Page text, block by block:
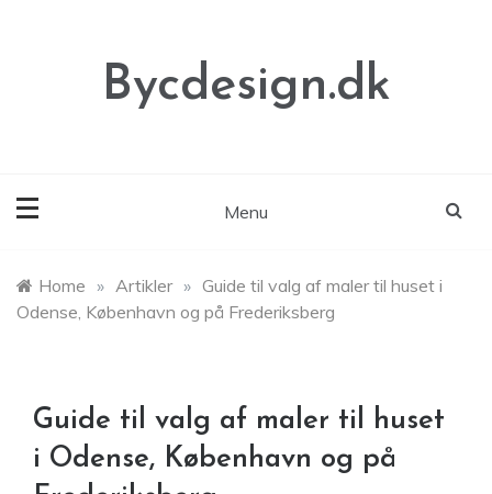
Bycdesign.dk
Menu
Home » Artikler » Guide til valg af maler til huset i
Odense, København og på Frederiksberg
Guide til valg af maler til huset
i Odense, København og på